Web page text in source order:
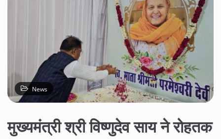
News
मुख्यमंत्री श्री विष्णुदेव साय ने रोहतक